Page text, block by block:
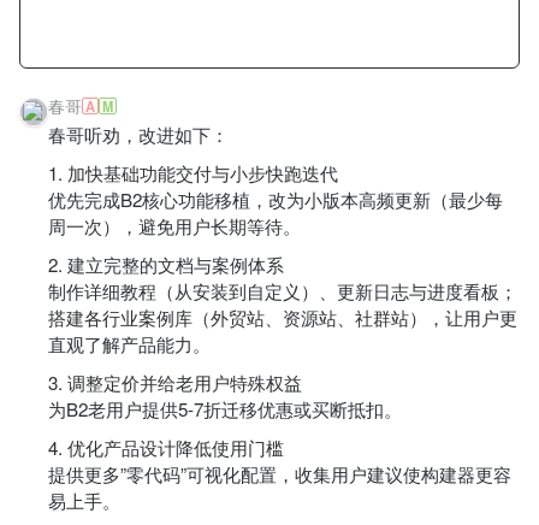
春哥A M
春哥听劝，改进如下：
1. 加快基础功能交付与小步快跑迭代
优先完成B2核心功能移植，改为小版本高频更新（最少每
周一次），避免用户长期等待。
2. 建立完整的文档与案例体系
制作详细教程（从安装到自定义）、更新日志与进度看板；
搭建各行业案例库（外贸站、资源站、社群站），让用户更
直观了解产品能力。
3. 调整定价并给老用户特殊权益
为B2老用户提供5-7折迁移优惠或买断抵扣。
4. 优化产品设计降低使用门槛
提供更多”零代码”可视化配置，收集用户建议使构建器更容
易上手。